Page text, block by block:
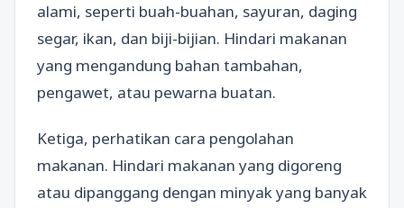
alami, seperti buah-buahan, sayuran, daging
segar, ikan, dan biji-bijian. Hindari makanan
yang mengandung bahan tambahan,
pengawet, atau pewarna buatan.
Ketiga, perhatikan cara pengolahan
makanan. Hindari makanan yang digoreng
atau dipanggang dengan minyak yang banyak